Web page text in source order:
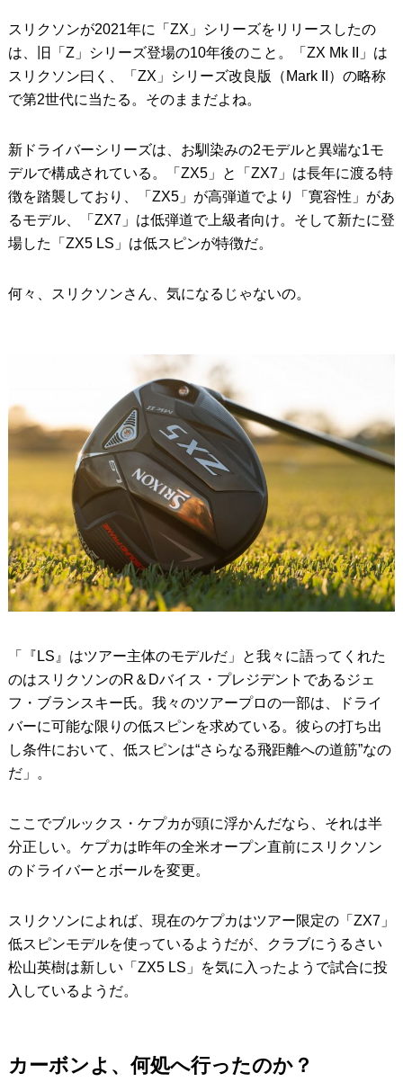
スリクソンが2021年に「ZX」シリーズをリリースしたの
は、旧「Z」シリーズ登場の10年後のこと。「ZX Mk II」は
スリクソン曰く、「ZX」シリーズ改良版（Mark II）の略称
で第2世代に当たる。そのままだよね。
新ドライバーシリーズは、お馴染みの2モデルと異端な1モ
デルで構成されている。「ZX5」と「ZX7」は長年に渡る特
徴を踏襲しており、「ZX5」が高弾道でより「寛容性」があ
るモデル、「ZX7」は低弾道で上級者向け。そして新たに登
場した「ZX5 LS」は低スピンが特徴だ。
何々、スリクソンさん、気になるじゃないの。
「『LS』はツアー主体のモデルだ」と我々に語ってくれた
のはスリクソンのR＆Dバイス・プレジデントであるジェ
フ・ブランスキー氏。我々のツアープロの一部は、ドライ
バーに可能な限りの低スピンを求めている。彼らの打ち出
し条件において、低スピンは“さらなる飛距離への道筋”なの
だ」。
ここでブルックス・ケプカが頭に浮かんだなら、それは半
分正しい。ケプカは昨年の全米オープン直前にスリクソン
のドライバーとボールを変更。
スリクソンによれば、現在のケプカはツアー限定の「ZX7」
低スピンモデルを使っているようだが、クラブにうるさい
松山英樹は新しい「ZX5 LS」を気に入ったようで試合に投
入しているようだ。
カーボンよ、何処へ行ったのか？